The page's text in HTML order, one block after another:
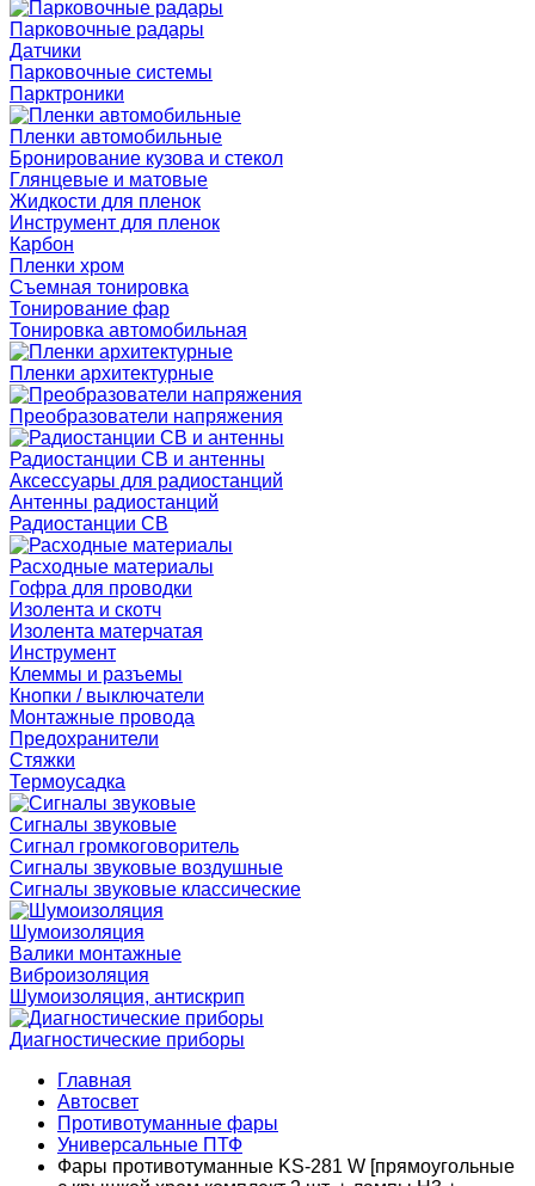
Парковочные радары
Датчики
Парковочные системы
Парктроники
Пленки автомобильные
Бронирование кузова и стекол
Глянцевые и матовые
Жидкости для пленок
Инструмент для пленок
Карбон
Пленки хром
Съемная тонировка
Тонирование фар
Тонировка автомобильная
Пленки архитектурные
Преобразователи напряжения
Радиостанции CB и антенны
Аксессуары для радиостанций
Антенны радиостанций
Радиостанции CB
Расходные материалы
Гофра для проводки
Изолента и скотч
Изолента матерчатая
Инструмент
Клеммы и разъемы
Кнопки / выключатели
Монтажные провода
Предохранители
Стяжки
Термоусадка
Сигналы звуковые
Сигнал громкоговоритель
Сигналы звуковые воздушные
Сигналы звуковые классические
Шумоизоляция
Валики монтажные
Виброизоляция
Шумоизоляция, антискрип
Диагностические приборы
Главная
Автосвет
Противотуманные фары
Универсальные ПТФ
Фары противотуманные KS-281 W [прямоугольные